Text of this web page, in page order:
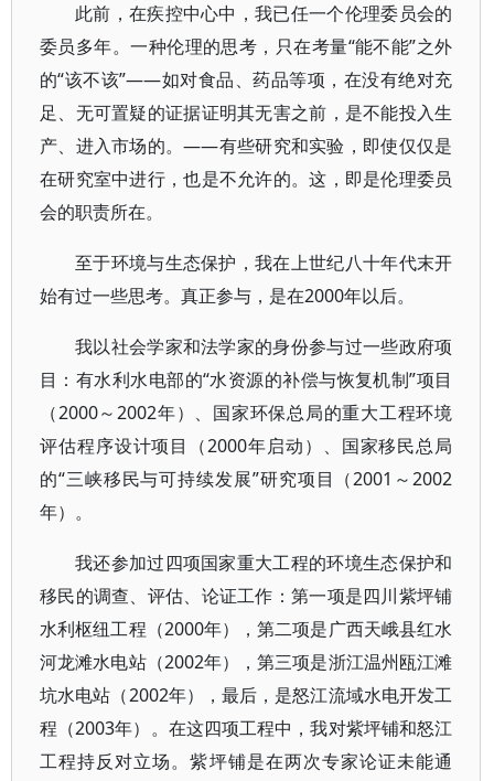
此前，在疾控中心中，我已任一个伦理委员会的
委员多年。一种伦理的思考，只在考量“能不能”之外
的“该不该”——如对食品、药品等项，在没有绝对充
足、无可置疑的证据证明其无害之前，是不能投入生
产、进入市场的。——有些研究和实验，即使仅仅是
在研究室中进行，也是不允许的。这，即是伦理委员
会的职责所在。
至于环境与生态保护，我在上世纪八十年代末开
始有过一些思考。真正参与，是在2000年以后。
我以社会学家和法学家的身份参与过一些政府项
目：有水利水电部的“水资源的补偿与恢复机制”项目
（2000～2002年）、国家环保总局的重大工程环境
评估程序设计项目（2000年启动）、国家移民总局
的“三峡移民与可持续发展”研究项目（2001～2002
年）。
我还参加过四项国家重大工程的环境生态保护和
移民的调查、评估、论证工作：第一项是四川紫坪铺
水利枢纽工程（2000年），第二项是广西天峨县红水
河龙滩水电站（2002年），第三项是浙江温州瓯江滩
坑水电站（2002年），最后，是怒江流域水电开发工
程（2003年）。在这四项工程中，我对紫坪铺和怒江
工程持反对立场。紫坪铺是在两次专家论证未能通